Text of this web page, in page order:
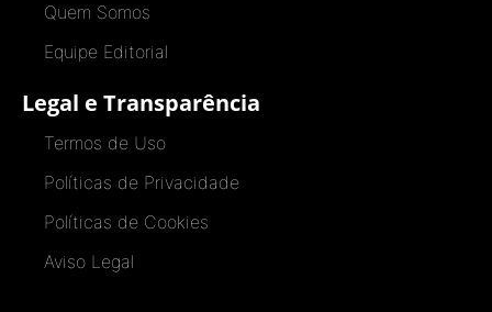
Quem Somos
Equipe Editorial
Legal e Transparência
Termos de Uso
Políticas de Privacidade
Políticas de Cookies
Aviso Legal